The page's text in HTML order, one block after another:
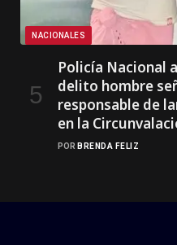
NACIONALES
Policía Nacional
delito hombre
responsable de
en la
POR BRENDA FELIZ